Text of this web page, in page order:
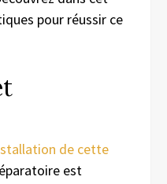
pour réussir ce
de cette
est